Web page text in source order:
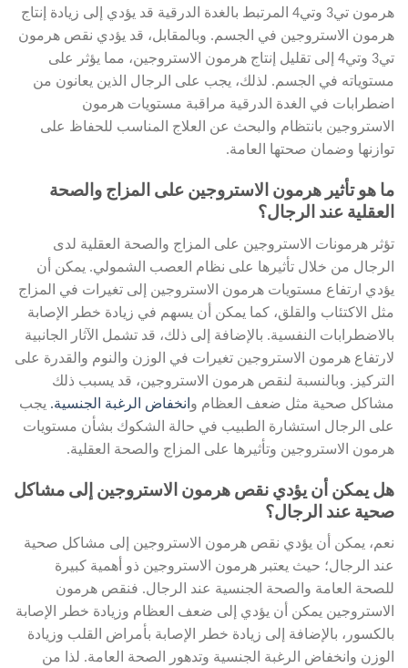
هرمون تي3 وتي4 المرتبط بالغدة الدرقية قد يؤدي إلى زيادة إنتاج
هرمون الاستروجين في الجسم. وبالمقابل، قد يؤدي نقص هرمون
تي3 وتي4 إلى تقليل إنتاج هرمون الاستروجين، مما يؤثر على
مستوياته في الجسم. لذلك، يجب على الرجال الذين يعانون من
اضطرابات في الغدة الدرقية مراقبة مستويات هرمون
الاستروجين بانتظام والبحث عن العلاج المناسب للحفاظ على
توازنها وضمان صحتها العامة.
ما هو تأثير هرمون الاستروجين على المزاج والصحة
العقلية عند الرجال؟
تؤثر هرمونات الاستروجين على المزاج والصحة العقلية لدى
الرجال من خلال تأثيرها على نظام العصب الشمولي. يمكن أن
يؤدي ارتفاع مستويات هرمون الاستروجين إلى تغيرات في المزاج
مثل الاكتئاب والقلق، كما يمكن أن يسهم في زيادة خطر الإصابة
بالاضطرابات النفسية. بالإضافة إلى ذلك، قد تشمل الآثار الجانبية
لارتفاع هرمون الاستروجين تغيرات في الوزن والنوم والقدرة على
التركيز. وبالنسبة لنقص هرمون الاستروجين، قد يسبب ذلك
مشاكل صحية مثل ضعف العظام و انخفاض الرغبة الجنسية. يجب
على الرجال استشارة الطبيب في حالة الشكوك بشأن مستويات
هرمون الاستروجين وتأثيرها على المزاج والصحة العقلية.
هل يمكن أن يؤدي نقص هرمون الاستروجين إلى مشاكل
صحية عند الرجال؟
نعم، يمكن أن يؤدي نقص هرمون الاستروجين إلى مشاكل صحية
عند الرجال؛ حيث يعتبر هرمون الاستروجين ذو أهمية كبيرة
للصحة العامة والصحة الجنسية عند الرجال. فنقص هرمون
الاستروجين يمكن أن يؤدي إلى ضعف العظام وزيادة خطر الإصابة
بالكسور، بالإضافة إلى زيادة خطر الإصابة بأمراض القلب وزيادة
الوزن وانخفاض الرغبة الجنسية وتدهور الصحة العامة. لذا من